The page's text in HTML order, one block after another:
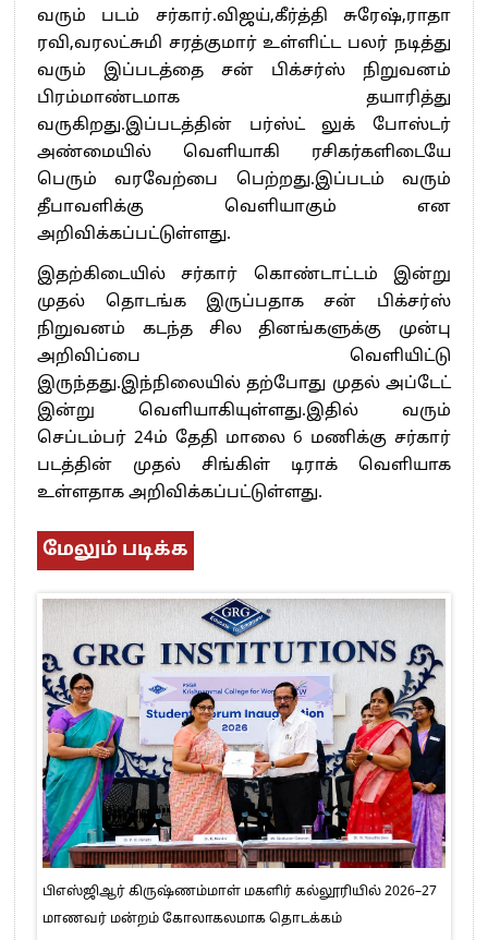
வரும் படம் சர்கார்.விஜய்,கீர்த்தி சுரேஷ்,ராதா
ரவி,வரலட்சுமி சரத்குமார் உள்ளிட்ட பலர் நடித்து
வரும் இப்படத்தை சன் பிக்சர்ஸ் நிறுவனம்
பிரம்மாண்டமாக தயாரித்து
வருகிறது.இப்படத்தின் பர்ஸ்ட் லுக் போஸ்டர்
அண்மையில் வெளியாகி ரசிகர்களிடையே
பெரும் வரவேற்பை பெற்றது.இப்படம் வரும்
தீபாவளிக்கு வெளியாகும் என
அறிவிக்கப்பட்டுள்ளது.
இதற்கிடையில் சர்கார் கொண்டாட்டம் இன்று
முதல் தொடங்க இருப்பதாக சன் பிக்சர்ஸ்
நிறுவனம் கடந்த சில தினங்களுக்கு முன்பு
அறிவிப்பை வெளியிட்டு
இருந்தது.இந்நிலையில் தற்போது முதல் அப்டேட்
இன்று வெளியாகியுள்ளது.இதில் வரும்
செப்டம்பர் 24ம் தேதி மாலை 6 மணிக்கு சர்கார்
படத்தின் முதல் சிங்கிள் டிராக் வெளியாக
உள்ளதாக அறிவிக்கப்பட்டுள்ளது.
மேலும் படிக்க
பிஎஸ்ஜிஆர் கிருஷ்ணம்மாள் மகளிர் கல்லூரியில் 2026–27
மாணவர் மன்றம் கோலாகலமாக தொடக்கம்